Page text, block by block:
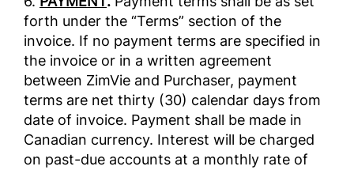
forth under the “Terms” section of the
invoice. If no payment terms are specified in
the invoice or in a written agreement
between ZimVie and Purchaser, payment
terms are net thirty (30) calendar days from
date of invoice. Payment shall be made in
Canadian currency. Interest will be charged
on past-due accounts at a monthly rate of